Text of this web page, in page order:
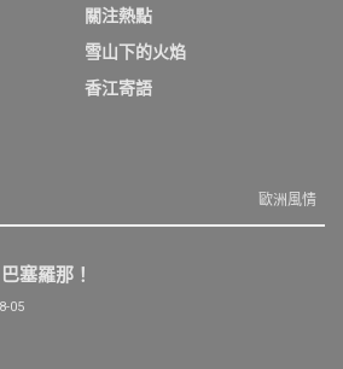
關注熱點
雪山下的火焰
香江寄語
歐洲風情
塞羅那！
05